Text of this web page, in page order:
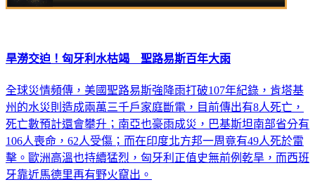
旱澇交迫！匈牙利水枯竭 聖路易斯百年大雨
全球災情頻傳，美國聖路易斯強降雨打破107年紀錄，肯塔基
州的水災則造成兩萬三千戶家庭斷電，目前傳出有8人死亡，
死亡數預計還會攀升；南亞也豪雨成災，巴基斯坦南部省分有
106人喪命，62人受傷；而在印度北方邦一周竟有49人死於雷
擊。歐洲高溫也持續猛烈，匈牙利正值史無前例乾旱，而西班
牙靠近馬德里再有野火竄出。